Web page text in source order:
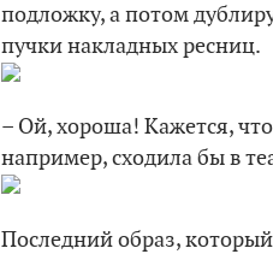
подложку, а потом
пучки накладных ресниц.
– Ой, хороша! Кажется,
например, сходила бы в
Последний образ,